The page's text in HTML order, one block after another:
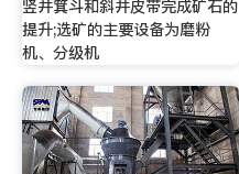
竖井箕斗和斜井皮带完成矿石的
提升;选矿的主要设备为磨粉
机、分级机